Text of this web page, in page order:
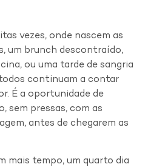
vezes, onde nascem as
um brunch descontraído,
ou uma tarde de sangria
continuam a contar
É a oportunidade de
sem pressas, com as
antes de chegarem as
mais tempo, um quarto dia